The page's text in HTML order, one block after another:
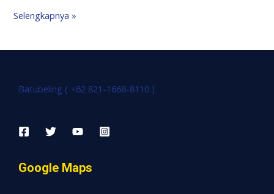
Selengkapnya »
Batubeling ( +62 821-1668-8110 )
Google Maps